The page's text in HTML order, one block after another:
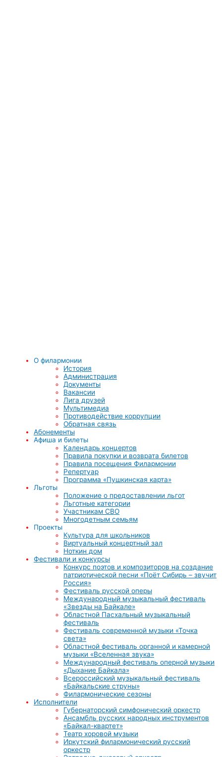
О филармонии
История
Администрация
Документы
Вакансии
Лига друзей
Мультимедиа
Противодействие коррупции
Обратная связь
Абонементы
Афиша и билеты
Календарь концертов
Правила покупки и возврата билетов
Правила посещения Филармонии
Репертуар
Программа «Пушкинская карта»
Льготы
Положение о предоставлении льгот
Льготные категории
Участникам СВО
Многодетным семьям
Проекты
Культура для школьников
Виртуальный концертный зал
Ноткин дом
Фестивали и конкурсы
Конкурс поэтов и композиторов на создание
патриотической песни «Поёт Сибирь – звучит
Россия»
Фестиваль русской оперы
Международный музыкальный фестиваль
«Звезды на Байкале»
Областной Пасхальный музыкальный
фестиваль
Фестиваль современной музыки «Точка
света»
Областной фестиваль органной и камерной
музыки «Вселенная звука»
Международный фестиваль оперной музыки
«Дыхание Байкала»
Всероссийский музыкальный фестиваль
«Байкальские струны»
Филармонические сезоны
Исполнители
Губернаторский симфонический оркестр
Ансамбль русских народных инструментов
«Байкал-квартет»
Театр хоровой музыки
Иркутский филармонический русский
оркестр